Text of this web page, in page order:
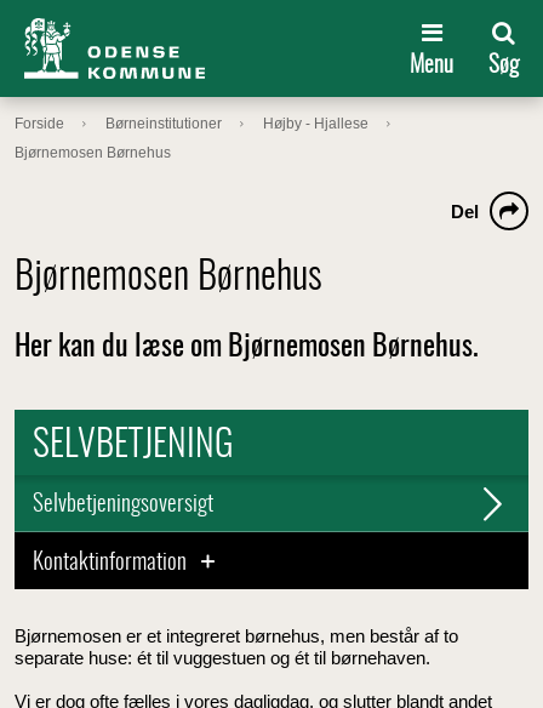
Menu Søg
Forside Børneinstitutioner
Højby - Hjallese
Bjørnemosen Børnehus
Bjørnemosen Børnehus
Del
Her kan du læse om Bjørnemosen Børnehus.
SELVBETJENING
Selvbetjeningsoversigt
Kontaktinformation
Bjørnemosen er et integreret børnehus, men består af to
separate huse: ét til vuggestuen og ét til børnehaven.
Vi er dog ofte fælles i vores dagligdag, og slutter blandt andet